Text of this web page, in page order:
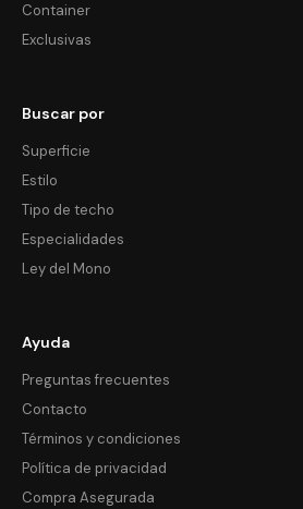
Container
Exclusivas
Buscar por
Superficie
Estilo
Tipo de techo
Especialidades
Ley del Mono
Ayuda
Preguntas frecuentes
Contacto
Términos y condiciones
Política de privacidad
Compra Asegurada